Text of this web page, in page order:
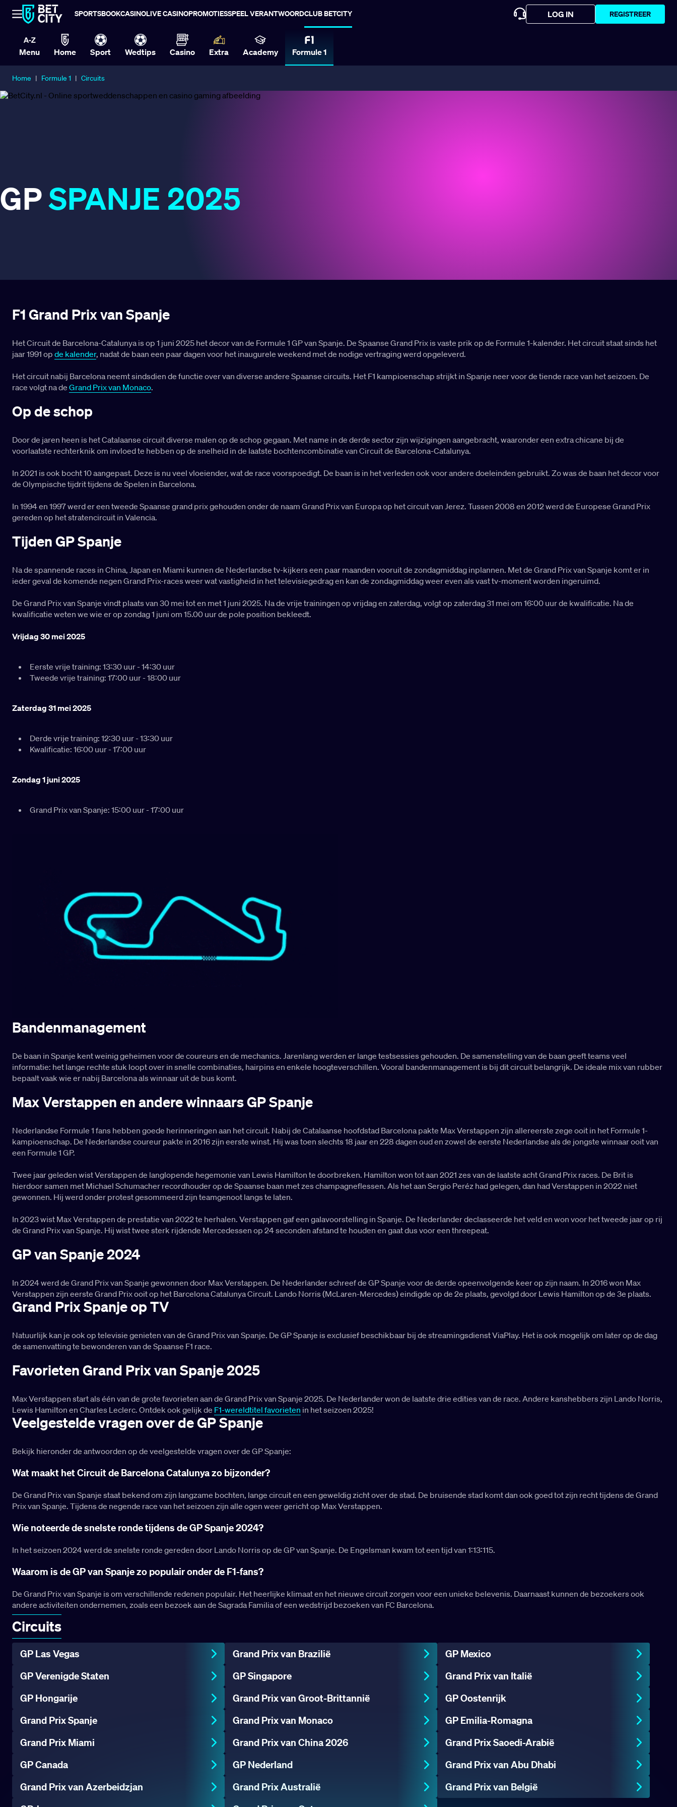
SPORTSBOOKCASINOLIVE CASINOPROMOTIESSPEEL VERANTWOORDCLUB BETCITY LOG IN REGISTREER
Menu Home Sport Wedtips Casino Extra Academy Formule 1
Home | Formule 1 | Circuits
GPSPANJE 2025
F1 Grand Prix van Spanje
Het Circuit de Barcelona-Catalunya is op 1 juni 2025 het decor van de Formule 1 GP van Spanje. De Spaanse Grand Prix is vaste prik op de Formule 1-kalender. Het circuit staat sinds het
jaar 1991 op de kalender, nadat de baan een paar dagen voor het inaugurele weekend met de nodige vertraging werd opgeleverd.
Het circuit nabij Barcelona neemt sindsdien de functie over van diverse andere Spaanse circuits. Het F1 kampioenschap strijkt in Spanje neer voor de tiende race van het seizoen. De
race volgt na de Grand Prix van Monaco.
Op de schop
Door de jaren heen is het Catalaanse circuit diverse malen op de schop gegaan. Met name in de derde sector zijn wijzigingen aangebracht, waaronder een extra chicane bij de
voorlaatste rechterknik om invloed te hebben op de snelheid in de laatste bochtencombinatie van Circuit de Barcelona-Catalunya.
In 2021 is ook bocht 10 aangepast. Deze is nu veel vloeiender, wat de race voorspoedigt. De baan is in het verleden ook voor andere doeleinden gebruikt. Zo was de baan het decor voor
de Olympische tijdrit tijdens de Spelen in Barcelona.
In 1994 en 1997 werd er een tweede Spaanse grand prix gehouden onder de naam Grand Prix van Europa op het circuit van Jerez. Tussen 2008 en 2012 werd de Europese Grand Prix
gereden op het stratencircuit in Valencia.
Tijden GP Spanje
Na de spannende races in China, Japan en Miami kunnen de Nederlandse tv-kijkers een paar maanden vooruit de zondagmiddag inplannen. Met de Grand Prix van Spanje komt er in
ieder geval de komende negen Grand Prix-races weer wat vastigheid in het televisiegedrag en kan de zondagmiddag weer even als vast tv-moment worden ingeruimd.
De Grand Prix van Spanje vindt plaats van 30 mei tot en met 1 juni 2025. Na de vrije trainingen op vrijdag en zaterdag, volgt op zaterdag 31 mei om 16:00 uur de kwalificatie. Na de
kwalificatie weten we wie er op zondag 1 juni om 15.00 uur de pole position bekleedt.
Vrijdag 30 mei 2025
Eerste vrije training: 13:30 uur - 14:30 uur
Tweede vrije training: 17:00 uur - 18:00 uur
Zaterdag 31 mei 2025
Derde vrije training: 12:30 uur - 13:30 uur
Kwalificatie: 16:00 uur - 17:00 uur
Zondag 1 juni 2025
Grand Prix van Spanje: 15:00 uur - 17:00 uur
Bandenmanagement
De baan in Spanje kent weinig geheimen voor de coureurs en de mechanics. Jarenlang werden er lange testsessies gehouden. De samenstelling van de baan geeft teams veel
informatie: het lange rechte stuk loopt over in snelle combinaties, hairpins en enkele hoogteverschillen. Vooral bandenmanagement is bij dit circuit belangrijk. De ideale mix van rubber
bepaalt vaak wie er nabij Barcelona als winnaar uit de bus komt.
Max Verstappen en andere winnaars GP Spanje
Nederlandse Formule 1 fans hebben goede herinneringen aan het circuit. Nabij de Catalaanse hoofdstad Barcelona pakte Max Verstappen zijn allereerste zege ooit in het Formule 1-
kampioenschap. De Nederlandse coureur pakte in 2016 zijn eerste winst. Hij was toen slechts 18 jaar en 228 dagen oud en zowel de eerste Nederlandse als de jongste winnaar ooit van
een Formule 1 GP.
Twee jaar geleden wist Verstappen de langlopende hegemonie van Lewis Hamilton te doorbreken. Hamilton won tot aan 2021 zes van de laatste acht Grand Prix races. De Brit is
hierdoor samen met Michael Schumacher recordhouder op de Spaanse baan met zes champagneflessen. Als het aan Sergio Peréz had gelegen, dan had Verstappen in 2022 niet
gewonnen. Hij werd onder protest gesommeerd zijn teamgenoot langs te laten.
In 2023 wist Max Verstappen de prestatie van 2022 te herhalen. Verstappen gaf een galavoorstelling in Spanje. De Nederlander declasseerde het veld en won voor het tweede jaar op rij
de Grand Prix van Spanje. Hij wist twee sterk rijdende Mercedessen op 24 seconden afstand te houden en gaat dus voor een threepeat.
GP van Spanje 2024
In 2024 werd de Grand Prix van Spanje gewonnen door Max Verstappen. De Nederlander schreef de GP Spanje voor de derde opeenvolgende keer op zijn naam. In 2016 won Max
Verstappen zijn eerste Grand Prix ooit op het Barcelona Catalunya Circuit. Lando Norris (McLaren-Mercedes) eindigde op de 2e plaats, gevolgd door Lewis Hamilton op de 3e plaats.
Grand Prix Spanje op TV
Natuurlijk kan je ook op televisie genieten van de Grand Prix van Spanje. De GP Spanje is exclusief beschikbaar bij de streamingsdienst ViaPlay. Het is ook mogelijk om later op de dag
de samenvatting te bewonderen van de Spaanse F1 race.
Favorieten Grand Prix van Spanje 2025
Max Verstappen start als één van de grote favorieten aan de Grand Prix van Spanje 2025. De Nederlander won de laatste drie edities van de race. Andere kanshebbers zijn Lando Norris,
Lewis Hamilton en Charles Leclerc. Ontdek ook gelijk de F1-wereldtitel favorieten in het seizoen 2025!
Veelgestelde vragen over de GP Spanje
Bekijk hieronder de antwoorden op de veelgestelde vragen over de GP Spanje:
Wat maakt het Circuit de Barcelona Catalunya zo bijzonder?
De Grand Prix van Spanje staat bekend om zijn langzame bochten, lange circuit en een geweldig zicht over de stad. De bruisende stad komt dan ook goed tot zijn recht tijdens de Grand
Prix van Spanje. Tijdens de negende race van het seizoen zijn alle ogen weer gericht op Max Verstappen.
Wie noteerde de snelste ronde tijdens de GP Spanje 2024?
In het seizoen 2024 werd de snelste ronde gereden door Lando Norris op de GP van Spanje. De Engelsman kwam tot een tijd van 1:13:115.
Waarom is de GP van Spanje zo populair onder de F1-fans?
De Grand Prix van Spanje is om verschillende redenen populair. Het heerlijke klimaat en het nieuwe circuit zorgen voor een unieke belevenis. Daarnaast kunnen de bezoekers ook
andere activiteiten ondernemen, zoals een bezoek aan de Sagrada Familia of een wedstrijd bezoeken van FC Barcelona.
Circuits
GP Las Vegas Grand Prix van Brazilië
GP Mexico
GP Verenigde Staten
GP Singapore
Grand Prix van Italië
GP Hongarije
Grand Prix van Groot-Brittannië
GP Oostenrijk
Grand Prix Spanje
Grand Prix van Monaco
GP Emilia-Romagna
Grand Prix Miami
Grand Prix van China 2026
Grand Prix Saoedi-Arabië
GP Canada
GP Nederland
Grand Prix van Abu Dhabi
Grand Prix van Azerbeidzjan
Grand Prix Australië
Grand Prix van België